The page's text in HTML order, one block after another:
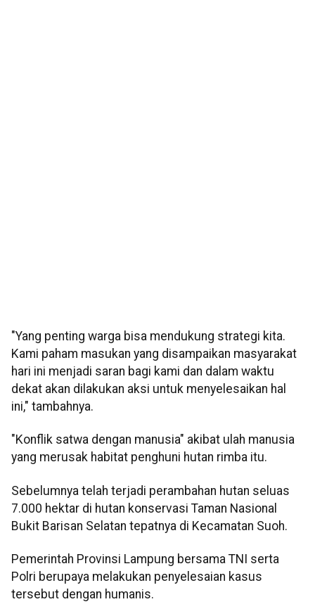
"Yang penting warga bisa mendukung strategi kita.
Kami paham masukan yang disampaikan masyarakat
hari ini menjadi saran bagi kami dan dalam waktu
dekat akan dilakukan aksi untuk menyelesaikan hal
ini," tambahnya.
"Konflik satwa dengan manusia" akibat ulah manusia
yang merusak habitat penghuni hutan rimba itu.
Sebelumnya telah terjadi perambahan hutan seluas
7.000 hektar di hutan konservasi Taman Nasional
Bukit Barisan Selatan tepatnya di Kecamatan Suoh.
Pemerintah Provinsi Lampung bersama TNI serta
Polri berupaya melakukan penyelesaian kasus
tersebut dengan humanis.